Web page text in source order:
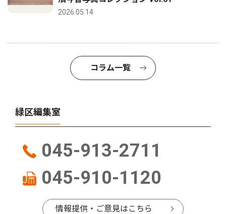
2026.05.14
コラム一覧
緑区編集室
045-913-2711
045-910-1120
情報提供・ご意見はこちら